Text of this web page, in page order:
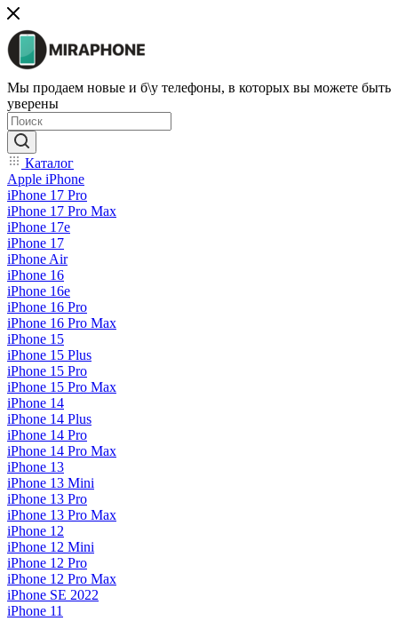
Мы продаем новые и б\у телефоны, в которых вы можете быть
уверены
Каталог
Apple iPhone
iPhone 17 Pro
iPhone 17 Pro Max
iPhone 17e
iPhone 17
iPhone Air
iPhone 16
iPhone 16e
iPhone 16 Pro
iPhone 16 Pro Max
iPhone 15
iPhone 15 Plus
iPhone 15 Pro
iPhone 15 Pro Max
iPhone 14
iPhone 14 Plus
iPhone 14 Pro
iPhone 14 Pro Max
iPhone 13
iPhone 13 Mini
iPhone 13 Pro
iPhone 13 Pro Max
iPhone 12
iPhone 12 Mini
iPhone 12 Pro
iPhone 12 Pro Max
iPhone SE 2022
iPhone 11